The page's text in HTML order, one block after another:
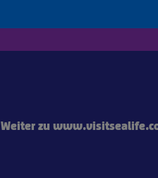
Weiter zu